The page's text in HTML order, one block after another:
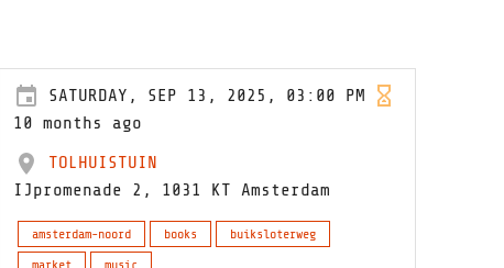
SATURDAY, SEP 13, 2025, 03:00 PM
10 months ago
TOLHUISTUIN
IJpromenade 2, 1031 KT Amsterdam
amsterdam-noord books
buiksloterweg
market
music